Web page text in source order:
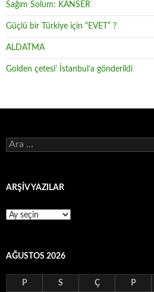
Sağım Solum: KANSER
Güçlü bir Türkiye için “EVET” ?
ALDATMA
Golden çetesi’ İstanbul’a gönderildi
Arama:
ARŞİV YAZILAR
ARŞİV
AĞUSTOS 2026
P S Ç P